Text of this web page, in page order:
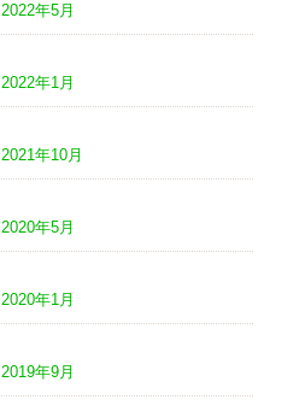
2022年5月
2022年1月
2021年10月
2020年5月
2020年1月
2019年9月